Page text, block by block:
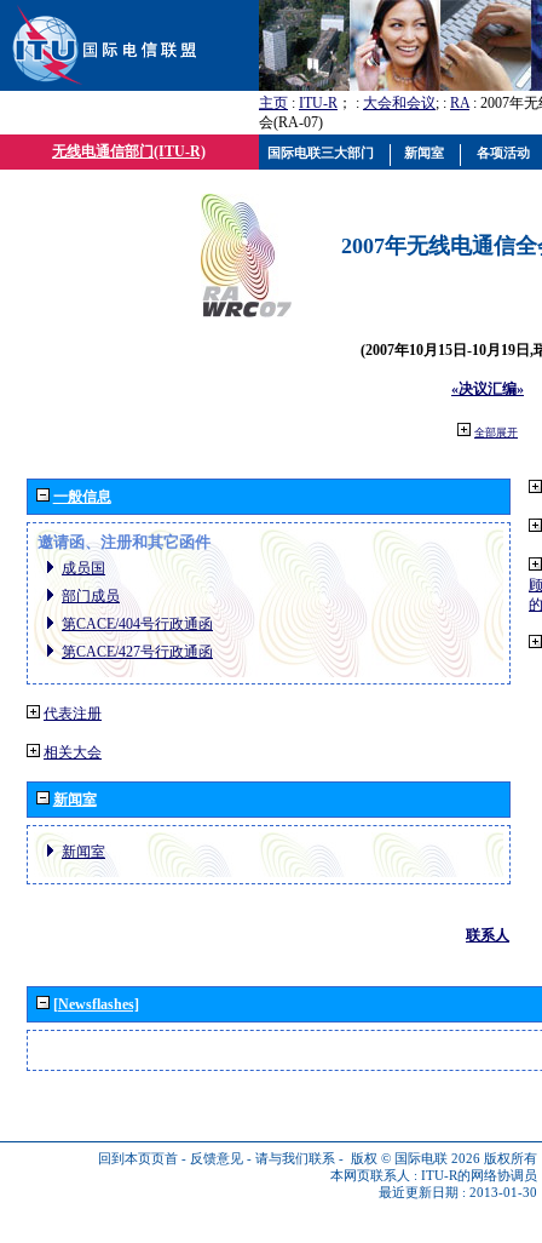
主页 : ITU-R ； : 大会和会议; : RA: 2007年
会(RA-07)
无线电通信部门(ITU-R)
2007年无线电通信
(2007年10月15日-10月19日,
«决议汇编»
全部展开
一般信息
邀请函、注册和其它函件
成员国
部门成员
第CACE/404号行政通函
第CACE/427号行政通函
代表注册
相关大会
新闻室
新闻室
联系人
[Newsflashes]
回到本页页首 - 反馈意见 - 请与我们联系 - 版权 © 国际电联 2026 版权所有
本网页联系人 : ITU-R的网络协调员
最近更新日期 : 2013-01-30
国际电联三大部门 新闻室 各项活动